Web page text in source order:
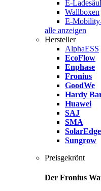
E-
Wallboxen
E-
alle anzeigen
Hersteller
AlphaESS
EcoFlow
Enphase
Fronius
GoodWe
Hardy
Huawei
SAJ
SMA
SolarEdge
Sungrow
Preisgekrönt
Der Fronius